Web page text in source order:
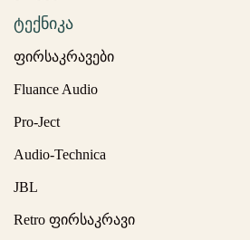
ტექნიკა
ფირსაკრავები
Fluance Audio
Pro-Ject
Audio-Technica
JBL
Retro ფირსაკრავი